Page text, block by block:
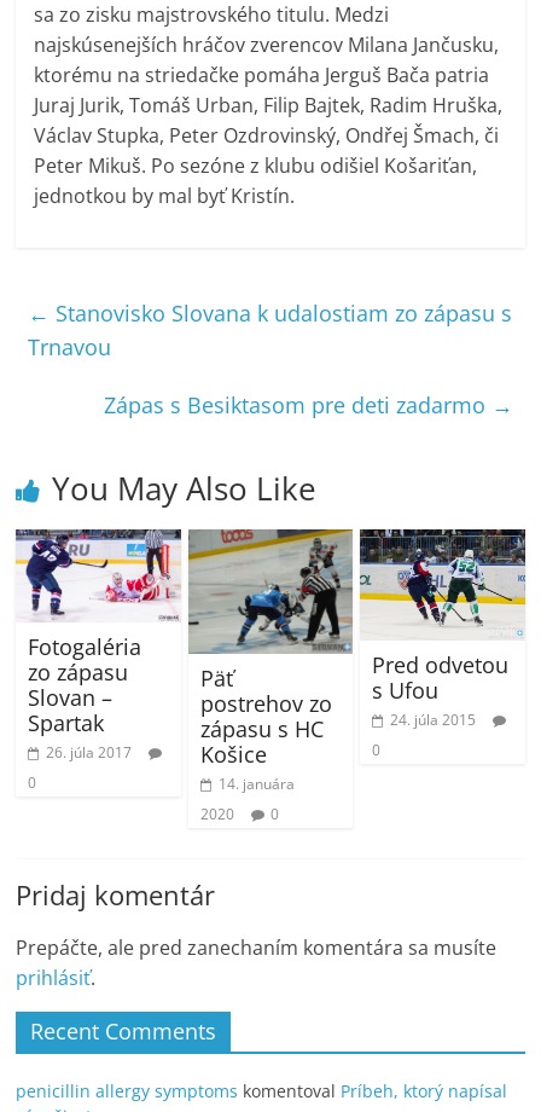
sa zo zisku majstrovského titulu. Medzi
najskúsenejších hráčov zverencov Milana Jančusku,
ktorému na striedačke pomáha Jerguš Bača patria
Juraj Jurik, Tomáš Urban, Filip Bajtek, Radim Hruška,
Václav Stupka, Peter Ozdrovinský, Ondřej Šmach, či
Peter Mikuš. Po sezóne z klubu odišiel Košariťan,
jednotkou by mal byť Kristín.
← Stanovisko Slovana k udalostiam zo zápasu s
Trnavou
Zápas s Besiktasom pre deti zadarmo →
You May Also Like
Fotogaléria
zo zápasu
Slovan –
Spartak
26. júla 2017
0
Päť
postrehov zo
zápasu s HC
Košice
14. januára
2020
0
Pred odvetou
s Ufou
24. júla 2015
0
Pridaj komentár
Prepáčte, ale pred zanechaním komentára sa musíte
prihlásiť.
Recent Comments
penicillin allergy symptoms komentoval Príbeh, ktorý napísal